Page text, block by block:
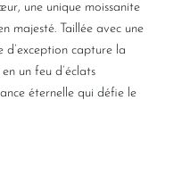
une unique moissanite
majesté. Taillée avec une
d’exception capture la
un feu d’éclats
éternelle qui défie le